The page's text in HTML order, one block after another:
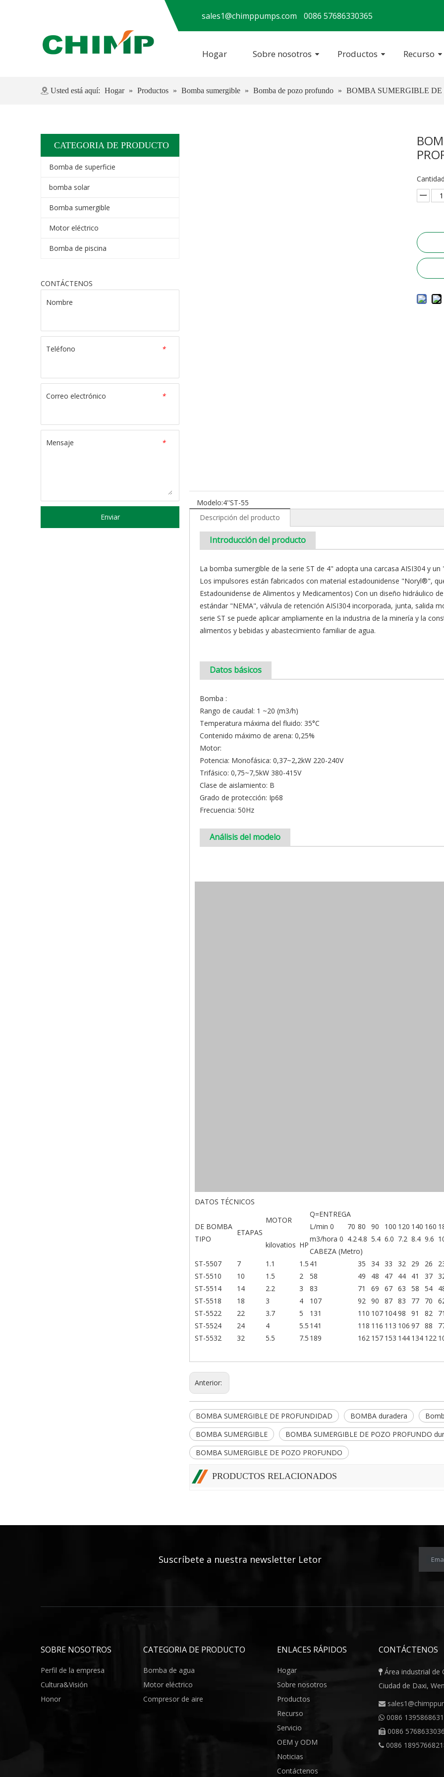
sales1@chimppumps.com 0086 57686330365
Hogar Sobre nosotros Productos Recurso
Usted está aquí: Hogar » Productos » Bomba sumergible » Bomba de pozo profundo » BOMBA SUMERGIBLE DE
CATEGORIA DE PRODUCTO
Bomba de superficie
bomba solar
Bomba sumergible
Motor eléctrico
Bomba de piscina
CONTÁCTENOS
Nombre
*
Teléfono
*
Correo electrónico
*
Mensaje
Enviar
Modelo:4''ST-55
Descripción del producto
Introducción del producto
La bomba sumergible de la serie ST de 4" adopta una carcasa AISI304 y
Los impulsores están fabricados con material estadounidense "Noryl®",
Estadounidense de Alimentos y Medicamentos) Con un diseño hidráulico
estándar "NEMA", válvula de retención AISI304 incorporada, junta, salida
serie ST se puede aplicar ampliamente en la industria de la minería y la
alimentos y bebidas y abastecimiento familiar de agua.
Datos básicos
Bomba :
Rango de caudal: 1 ~20 (m3/h)
Temperatura máxima del fluido: 35°C
Contenido máximo de arena: 0,25%
Motor:
Potencia: Monofásica: 0,37~2,2kW 220-240V
Trifásico: 0,75~7,5kW 380-415V
Clase de aislamiento: B
Grado de protección: Ip68
Frecuencia: 50Hz
Análisis del modelo
DATOS TÉCNICOS
DE BOMBA
TIPO
ETAPAS
MOTOR
Q=ENTREGA
L/min 0
70 80 90 100 120 140 160
kilovatios HP
m3/hora 0 4.24.8 5.4 6.0 7.2 8.4 9.6
CABEZA (Metro)
ST-5507
7 1.1 1.5 41 35 34 33 32 29 26
ST-5510
10 1.5 2 58 49 48 47 44 41 37
ST-5514
14 2.2 3 83 71 69 67 63 58 54
ST-5518
18 3 4 107 92 90 87 83 77 70
ST-5522
22 3.7 5 131 110 107 10498 91 82 71
ST-5524
24 4 5.5 141 118 116 113 106 97 88
ST-5532
32 5.5 7.5 189 162 157 153 144 134 122
Anterior:
BOMBA SUMERGIBLE DE PROFUNDIDAD BOMBA duradera
BOMBA SUMERGIBLE
BOMBA SUMERGIBLE DE POZO PROFUNDO
BOMBA SUMERGIBLE DE POZO PROFUNDO
PRODUCTOS RELACIONADOS
Suscríbete a nuestra newsletter Letor
SOBRE NOSOTROS
Perfil de la empresa
Cultura&Visión
Honor
CATEGORIA DE PRODUCTO
Bomba de agua
Motor eléctrico
Compresor de aire
ENLACES RÁPIDOS
Hogar
Sobre nosotros
Productos
Recurso
Servicio
OEM y ODM
Noticias
Contáctenos
CONTÁCTENOS
 Área industrial de
Ciudad de Daxi,

 0086
 0086
 0086